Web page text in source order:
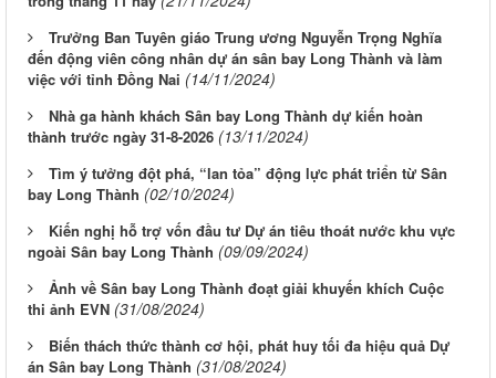
Trưởng Ban Tuyên giáo Trung ương Nguyễn Trọng Nghĩa
đến động viên công nhân dự án sân bay Long Thành và làm
việc với tỉnh Đồng Nai (14/11/2024)
Nhà ga hành khách Sân bay Long Thành dự kiến hoàn
thành trước ngày 31-8-2026 (13/11/2024)
Tìm ý tưởng đột phá, “lan tỏa” động lực phát triển từ Sân
bay Long Thành (02/10/2024)
Kiến nghị hỗ trợ vốn đầu tư Dự án tiêu thoát nước khu vực
ngoài Sân bay Long Thành (09/09/2024)
Ảnh về Sân bay Long Thành đoạt giải khuyến khích Cuộc
thi ảnh EVN (31/08/2024)
Biến thách thức thành cơ hội, phát huy tối đa hiệu quả Dự
án Sân bay Long Thành (31/08/2024)